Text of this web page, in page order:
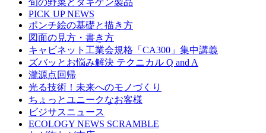
旬の野菜とタキゲン製品
PICK UP NEWS
ポンチ絵の基礎と描き方
図面の見方・書き方
キャビネット工業会規格「CA300」集中講義
ズバッとお悩み解決 テクニカル Q and A
瀧源点回帰
光る技術！未来へのモノづくり
ちょっとユニークなお客様
ビジサスニュース
ECOLOGY NEWS SCRAMBLE